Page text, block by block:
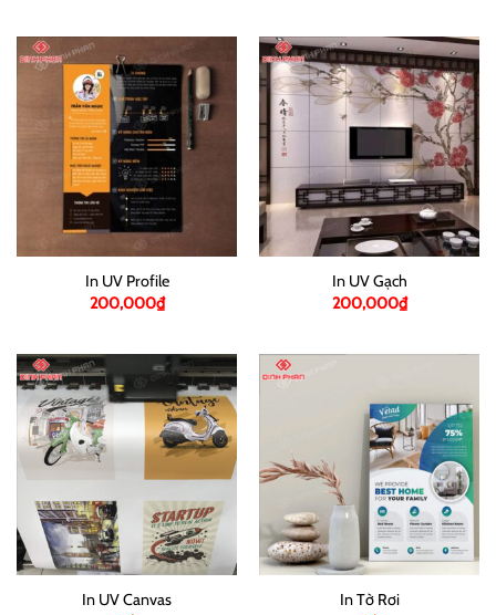
In UV Profile
200,000₫
In UV Gạch
200,000₫
In UV Canvas
In Tờ Rơi